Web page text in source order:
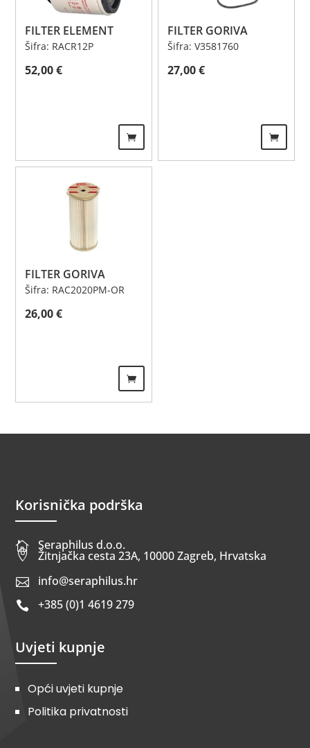
FILTER ELEMENT
Šifra: RACR12P
52,00€
FILTER GORIVA
Šifra: V3581760
27,00€
FILTER GORIVA
Šifra: RAC2020PM-OR
26,00€
Korisnička podrška
 Seraphilus d.o.o.
 Žitnjačka cesta 23A, 10000 Zagreb, Hrvatska
 info@seraphilus.hr
 +385 (0)1 4619 279
Uvjeti kupnje
Opći uvjeti kupnje
Politika privatnosti